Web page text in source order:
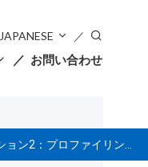
お問い合わせ
JAPANESE
ファイリングとスコアリング